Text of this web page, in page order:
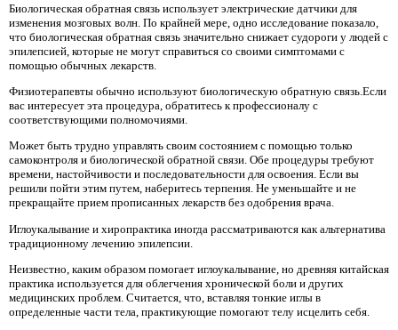
Биологическая обратная связь использует электрические датчики для
изменения мозговых волн. По крайней мере, одно исследование показало,
что биологическая обратная связь значительно снижает судороги у людей с
эпилепсией, которые не могут справиться со своими симптомами с
помощью обычных лекарств.
Физиотерапевты обычно используют биологическую обратную связь.Если
вас интересует эта процедура, обратитесь к профессионалу с
соответствующими полномочиями.
Может быть трудно управлять своим состоянием с помощью только
самоконтроля и биологической обратной связи. Обе процедуры требуют
времени, настойчивости и последовательности для освоения. Если вы
решили пойти этим путем, наберитесь терпения. Не уменьшайте и не
прекращайте прием прописанных лекарств без одобрения врача.
Иглоукалывание и хиропрактика иногда рассматриваются как альтернатива
традиционному лечению эпилепсии.
Неизвестно, каким образом помогает иглоукалывание, но древняя китайская
практика используется для облегчения хронической боли и других
медицинских проблем. Считается, что, вставляя тонкие иглы в
определенные части тела, практикующие помогают телу исцелить себя.